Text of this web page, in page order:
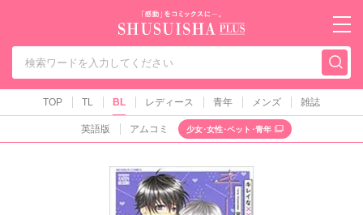
秋水社PLUS（テ
TOP TL BL レディース 青年 メンズ 雑誌
英語版 アムコミ 少女･女性･ペット･青年